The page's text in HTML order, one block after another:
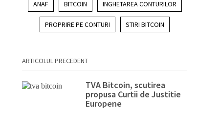
ANAF BITCOIN INGHETAREA CONTURILOR
PROPRIRE PE CONTURI STIRI BITCOIN
ARTICOLUL PRECEDENT
TVA Bitcoin, scutirea
propusa Curtii de Justitie
Europene